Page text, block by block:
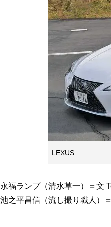
LEXUS
永福ランプ（清水草一）＝文
池之平昌信（流し撮り職人）